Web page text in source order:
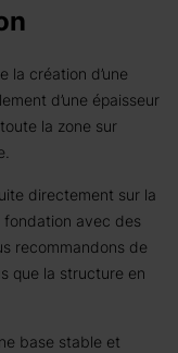
la création d’une
d’une épaisseur
la zone sur
directement sur la
fondation avec des
recommandons de
que la structure en
base stable et